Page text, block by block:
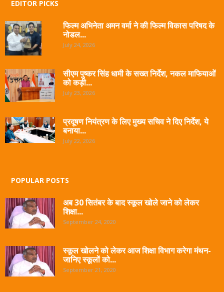
EDITOR PICKS
फिल्म अभिनेता अमन वर्मा ने की फिल्म विकास परिषद के
नोडल...
July 24, 2026
सीएम पुष्कर सिंह धामी के सख्त निर्देश, नकल माफियाओं
को कड़ी...
July 23, 2026
प्रदूषण नियंत्रण के लिए मुख्य सचिव ने दिए निर्देश, ये
बनाया...
July 22, 2026
POPULAR POSTS
अब 30 सितंबर के बाद स्कूल खोले जाने को लेकर
शिक्षा...
September 24, 2020
स्कूल खोलने को लेकर आज शिक्षा विभाग करेगा मंथन-
जानिए स्कूलों को...
September 21, 2020